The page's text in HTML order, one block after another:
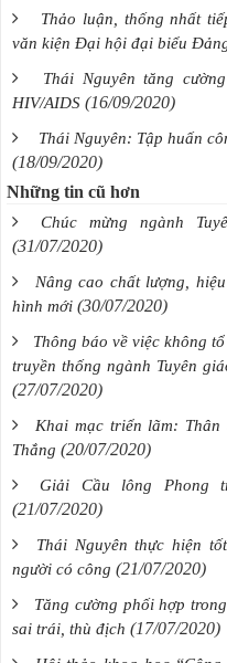
Thảo luận, thống nhất
văn kiện Đại hội đại biểu
Thái Nguyên tăng
HIV/AIDS (16/09/2020)
Thái Nguyên: Tập huấn
(18/09/2020)
Những tin cũ hơn
Chúc mừng ngành
(31/07/2020)
Nâng cao chất lượng,
hình mới (30/07/2020)
Thông báo về việc không
truyền thống ngành Tuyên
(27/07/2020)
Khai mạc triển lãm:
Thắng (20/07/2020)
Giải Cầu lông Phong
(21/07/2020)
Thái Nguyên thực hiện
người có công (21/07/2020)
Tăng cường phối hợp
sai trái, thù địch (17/07/2020)